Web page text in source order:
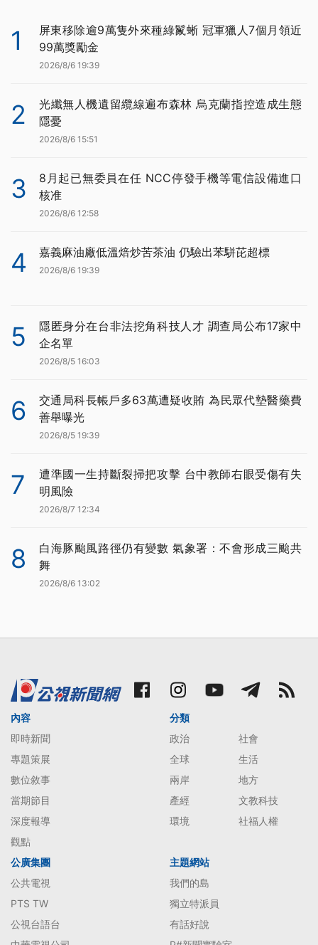
1
屏東移除逾9萬隻外來種綠鬣蜥 冠軍獵人7個月領近
99萬獎勵金
2026/8/6 19:39
2
光纖無人機遺留纜線遍布森林 烏克蘭指控造成生態
隱憂
2026/8/6 15:51
3
8月起已無委員在任 NCC停發手機等電信設備進口
核准
2026/8/6 12:58
4 嘉義麻油廠低溫焙炒苦茶油 仍驗出苯駢芘超標
2026/8/6 19:39
5
隱匿身分在台非法挖角科技人才 調查局公布17家中
企名單
2026/8/5 16:03
6
交通局科長帳戶多63萬遭疑收賄 為民眾代墊醫藥費
善舉曝光
2026/8/5 19:39
7
遭準國一生持斷裂掃把攻擊 台中教師右眼受傷有失
明風險
2026/8/7 12:34
8
白海豚颱風路徑仍有變數 氣象署：不會形成三颱共
舞
2026/8/6 13:02
內容
即時新聞
專題策展
數位敘事
當期節目
深度報導
觀點
分類
政治
社會
全球
生活
兩岸
地方
產經
文教科技
環境
社福人權
公廣集團
公共電視
PTS TW
公視台語台
主題網站
我們的島
獨立特派員
有話好說